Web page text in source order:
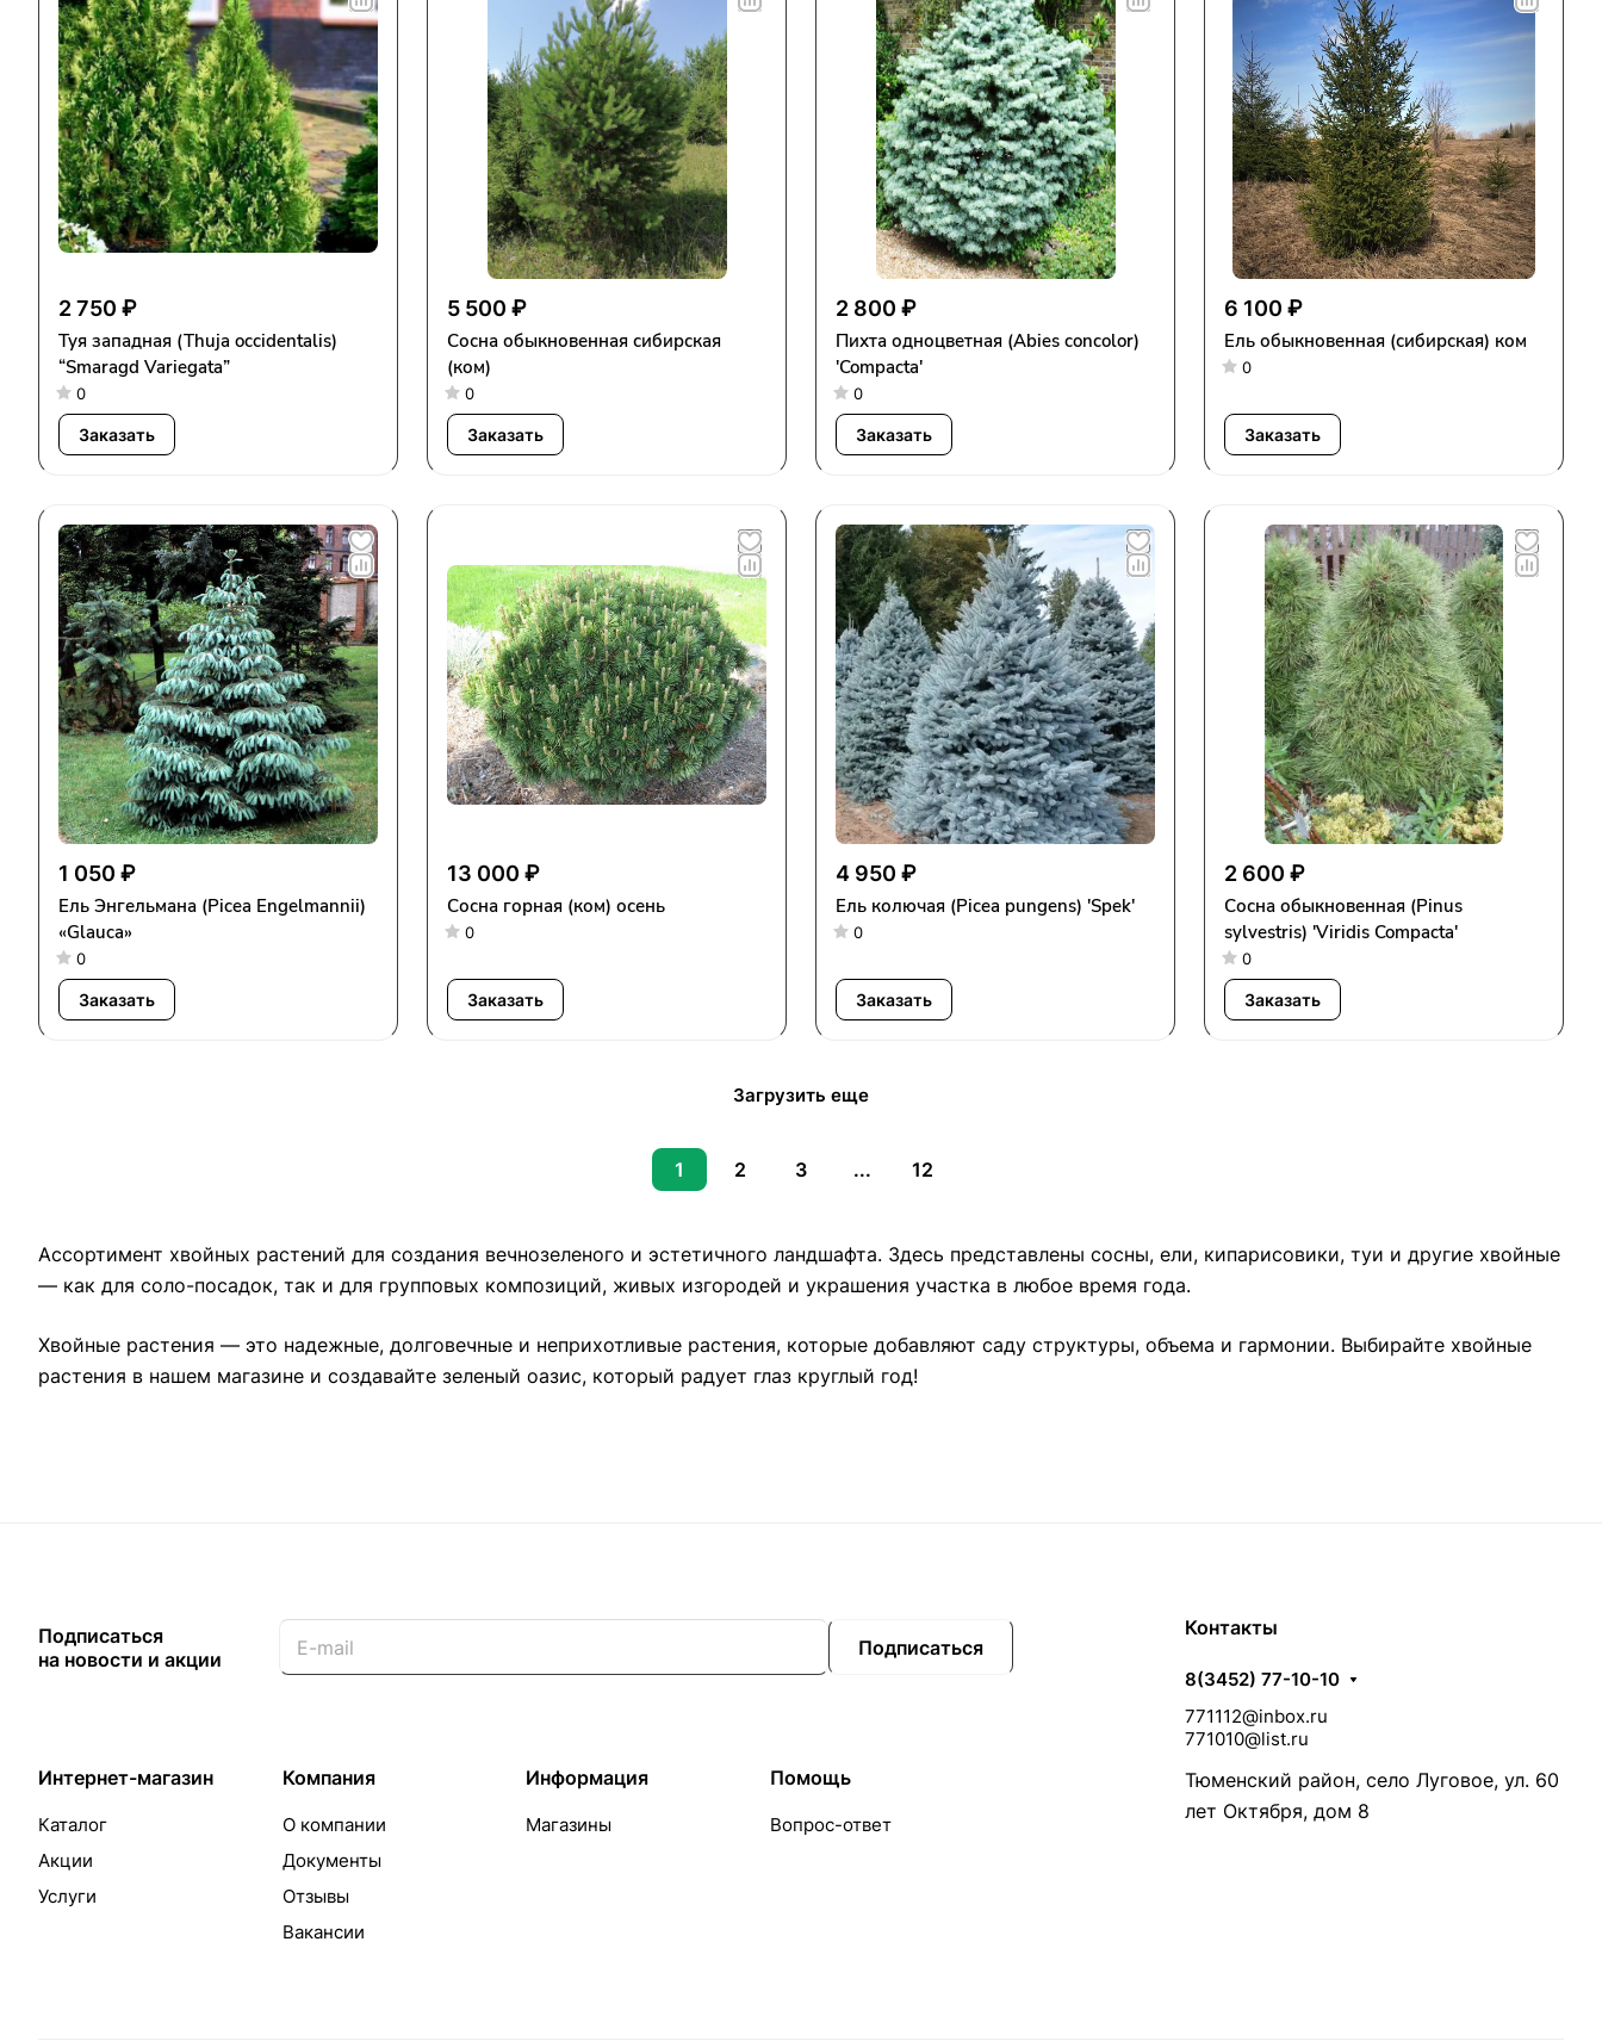
2 750 ₽
Туя западная (Thuja occidentalis)
“Smaragd Variegata”
0
Заказать
5 500 ₽
Сосна обыкновенная сибирская
(ком)
0
Заказать
2 800 ₽
Пихта одноцветная (Abies concolor)
'Compacta'
0
Заказать
6 100 ₽
Ель обыкновенная (сибирская) ком
0
Заказать
1 050 ₽
Ель Энгельмана (Picea Engelmannii)
«Glauca»
0
Заказать
13 000 ₽
Сосна горная (ком) осень
0
Заказать
4 950 ₽
Ель колючая (Picea pungens) 'Spek'
0
Заказать
2 600 ₽
Сосна обыкновенная (Pinus
sylvestris) 'Viridis Compacta'
0
Заказать
Загрузить еще
1 2 3 ... 12
Ассортимент хвойных растений для создания вечнозеленого и эстетичного ландшафта. Здесь представлены сосны, ели, кипарисовики, туи и другие хвойные
— как для соло-посадок, так и для групповых композиций, живых изгородей и украшения участка в любое время года.
Хвойные растения — это надежные, долговечные и неприхотливые растения, которые добавляют саду структуры, объема и гармонии. Выбирайте хвойные
растения в нашем магазине и создавайте зеленый оазис, который радует глаз круглый год!
Подписаться
на новости и акции
Подписаться
Интернет-магазин
Каталог
Акции
Услуги
Компания
О компании
Документы
Отзывы
Вакансии
Информация
Магазины
Помощь
Вопрос-ответ
Контакты
8(3452) 77-10-10
771112@inbox.ru
771010@list.ru
Тюменский район, село Луговое, ул. 60
лет Октября, дом 8